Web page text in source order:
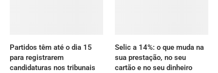
Partidos têm até o dia 15
para registrarem
candidaturas nos tribunais
Selic a 14%: o que muda na
sua prestação, no seu
cartão e no seu dinheiro